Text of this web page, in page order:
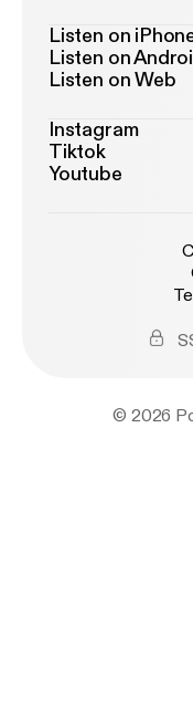
Listen on
Listen on
Listen on Web
Instagram
Tiktok
Youtube
© 2026